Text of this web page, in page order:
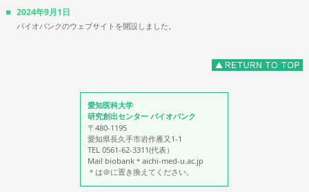
2024年9月1日
バイオバンクのウェブサイトを開設しました。
愛知医科大学
研究創出センター バイオバンク
〒480-1195
愛知県長久手市岩作雁又1-1
TEL 0561-62-3311(代表）
Mail biobank＊aichi-med-u.ac.jp
＊は＠に置き換えてください。